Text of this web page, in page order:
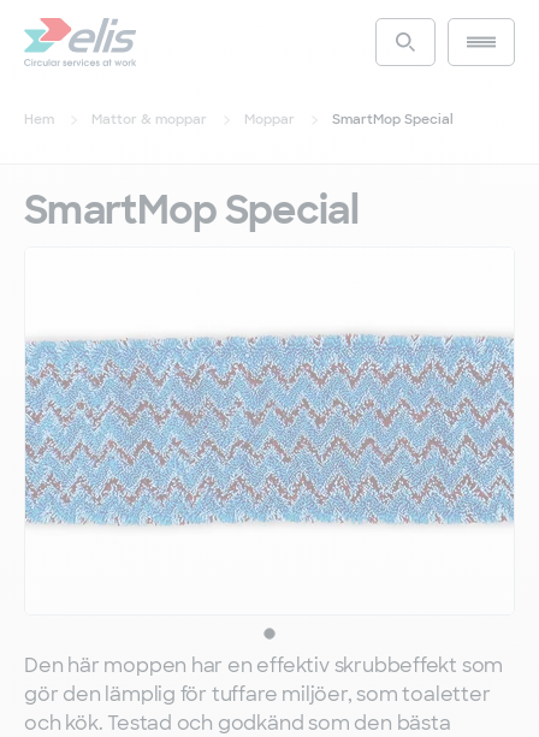
huvudinnehållAccess the
Main
Hem Mattor & moppar Moppar SmartMop Special
SmartMop Special
Den här moppen har en effektiv skrubbeffekt som
gör den lämplig för tuffare miljöer, som toaletter
och kök. Testad och godkänd som den bästa